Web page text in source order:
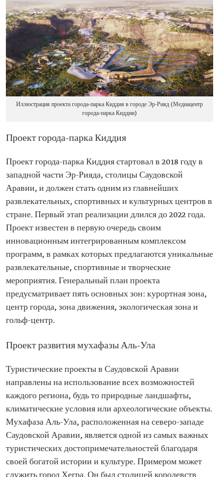
Иллюстрация проекта города-парка Киддия в городе Эр-Рияд (Медиацентр
города-парка Киддии)
Проект города-парка Киддия
Проект города-парка Киддия стартовал в 2018 году в
западной части Эр-Рияда, столицы Саудовской
Аравии, и должен стать одним из главнейших
развлекательных, спортивных и культурных центров в
стране. Первый этап реализации длился до 2022 года.
Проект известен в первую очередь своим
инновационным интегрированным комплексом
программ, в рамках которых предлагаются уникальные
развлекательные, спортивные и творческие
мероприятия. Генеральный план проекта
предусматривает пять основных зон: курортная зона,
центр города, зона движения, экологическая зона и
гольф-центр.
Проект развития мухафазы Аль-Ула
Туристические проекты в Саудовской Аравии
направлены на использование всех возможностей
каждого региона, будь то природные ландшафты,
климатические условия или археологические объекты.
Мухафаза Аль-Ула, расположенная на северо-западе
Саудовской Аравии, является одной из самых важных
туристических достопримечательностей благодаря
своей богатой истории и культуре. Примером может